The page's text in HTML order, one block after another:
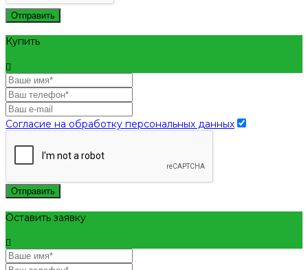
Отправить
Купить
Согласие на обработку персональных данных
Отправить
Оставить заявку